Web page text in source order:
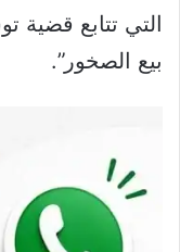
التي تتابع قضية
بيع الصخور”.